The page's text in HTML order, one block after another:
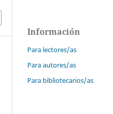
Información
Para lectores/as
Para autores/as
Para bibliotecarios/as